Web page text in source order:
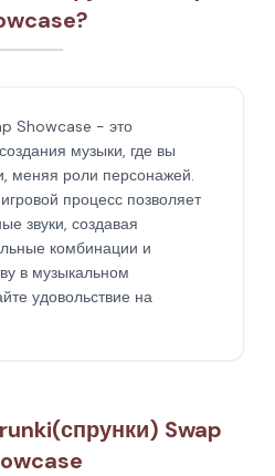
Showcase - это
музыки, где вы
меняя роли персонажей.
процесс позволяет
звуки, создавая
комбинации и
в музыкальном
удовольствие на
Swap